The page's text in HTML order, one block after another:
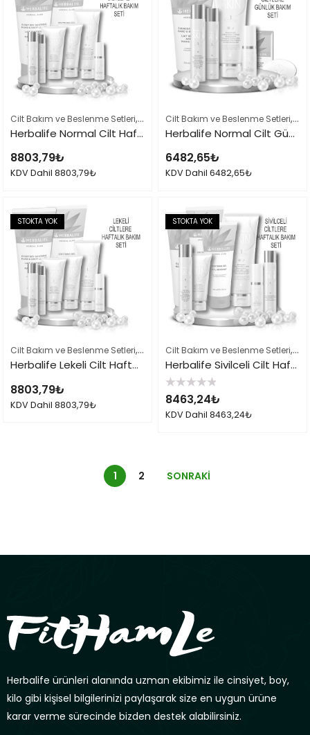
Cilt Bakım ve Beslenme Setleri, Herbalife Cilt Bakımı Skin Ürünleri,
Herbalife Normal Cilt Haftalık Bakımı Seti
8803,79₺
KDV Dahil 8803,79₺
Cilt Bakım ve Beslenme Setleri,
Herbalife Normal Cilt Günlük Bakımı Seti
6482,65₺
KDV Dahil 6482,65₺
STOKTA YOK
Cilt Bakım ve Beslenme Setleri, Herbalife Cilt Bakımı Skin Ürünleri,
Herbalife Lekeli Cilt Haftalık Bakımı Seti
8803,79₺
KDV Dahil 8803,79₺
STOKTA YOK
Cilt Bakım ve Beslenme Setleri,
Herbalife Sivilceli Cilt Haftalık Bakımı Seti
5
üzerinden
0
oy
8463,24₺
KDV Dahil 8463,24₺
1 2 SONRAKI
Herbalife ürünleri alanında uzman ekibimiz ile cinsiyet, boy,
kilo gibi kişisel bilgilerinizi paylaşarak size en uygun ürüne
karar verme sürecinde bizden destek alabilirsiniz.